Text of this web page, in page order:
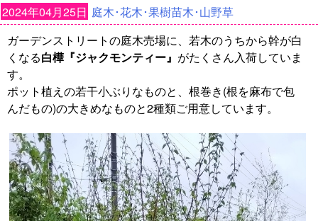
2024年04月25日 庭木･花木･果樹苗木･山野草
ガーデンストリートの庭木売場に、若木のうちから幹が白
くなる白樺『ジャクモンティー』 がたくさん入荷していま
す。
ポット植えの若干小ぶりなものと、根巻き(根を麻布で包
んだもの)の大きめなものと2種類ご用意しています。